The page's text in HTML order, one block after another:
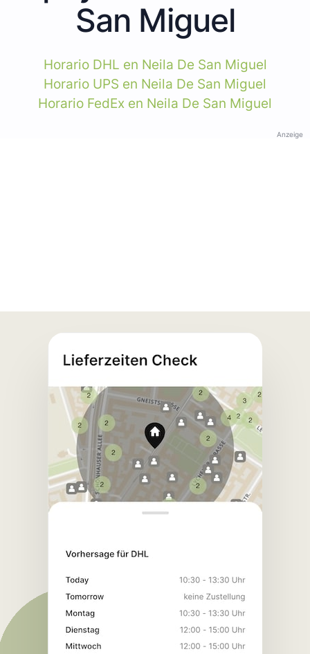
San Miguel
Horario DHL en Neila De San Miguel
Horario UPS en Neila De San Miguel
Horario FedEx en Neila De San Miguel
Anzeige